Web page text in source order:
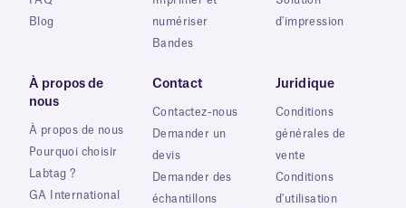
Blog
numériser
Bandes
d'impression
À propos de
nous
À propos de nous
Pourquoi choisir
Labtag ?
GA International
Contact
Contactez-nous
Demander un
devis
Demander des
échantillons
Juridique
Conditions
générales de
vente
Conditions
d'utilisation